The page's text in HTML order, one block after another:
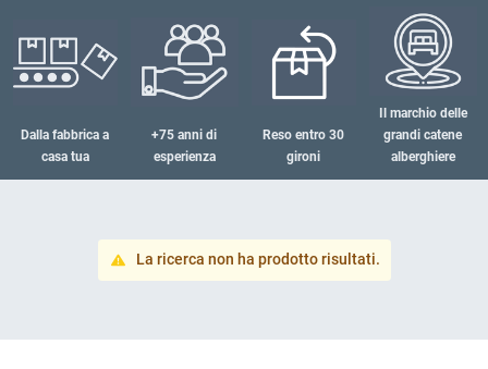
Dalla fabbricaa
casa tua
+75 anni di
esperienza
Reso entro 30
gironi
Il marchio delle
grandi catene
alberghiere
La ricerca non ha prodotto risultati.